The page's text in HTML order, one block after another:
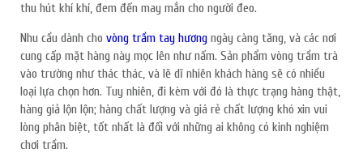
thu hút khí khí, đem đến may mắn cho người đeo.
Nhu cầu dành cho vòng trầm tay hương ngày càng tăng, và các nơi
cung cấp mặt hàng này mọc lên như nấm. Sản phẩm vòng trầm trà
vào trường như thác thác, và lẽ dĩ nhiên khách hàng sẽ có nhiều
loại lựa chọn hơn. Tuy nhiên, đi kèm với đó là thực trạng hàng thật,
hàng giả lộn lộn; hàng chất lượng và giá rẻ chất lượng khó xin vui
lòng phân biệt, tốt nhất là đối với những ai không có kinh nghiệm
chơi trầm.